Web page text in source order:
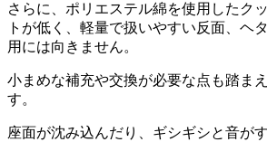
さらに、ポリエステル綿を使用したク
トが低く、軽量で扱いやすい反面、ヘ
用には向きません。
小まめな補充や交換が必要な点も踏ま
す。
座面が沈み込んだり、ギシギシと音が